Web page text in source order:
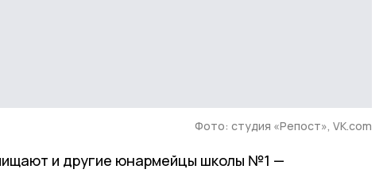
Фото: студия «Репост», VK.com
и другие юнармейцы школы №1 —